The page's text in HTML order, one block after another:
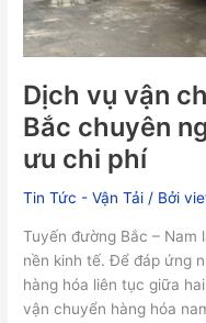
Dịch vụ vận
Bắc chuyên
ưu chi phí
Tin Tức - Vận Tải / Bởi
Tuyến đường Bắc –
nền kinh tế. Để đáp ứng
hàng hóa liên tục giữa
vận chuyển hàng hóa
chuyên
nghiệp,
an
toàn
và
tối
ưu
phí